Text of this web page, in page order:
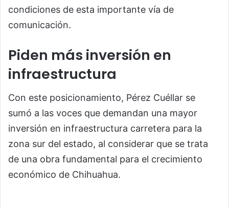
condiciones de esta importante vía de
comunicación.
Piden más inversión en
infraestructura
Con este posicionamiento, Pérez Cuéllar se
sumó a las voces que demandan una mayor
inversión en infraestructura carretera para la
zona sur del estado, al considerar que se trata
de una obra fundamental para el crecimiento
económico de Chihuahua.